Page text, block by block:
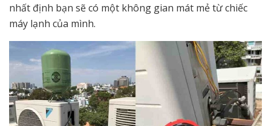
nhất định bạn sẽ có một không gian mát mẻ từ chiếc
máy lạnh của mình.